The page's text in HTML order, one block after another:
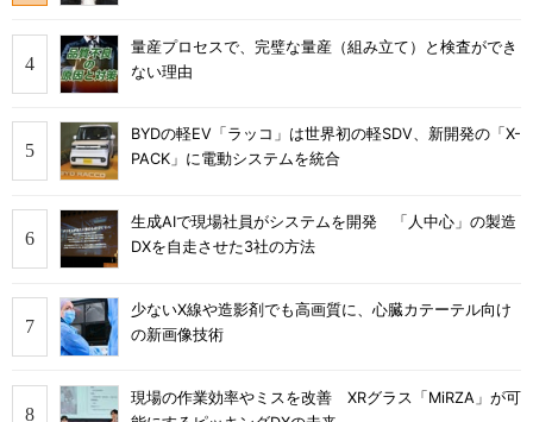
量産プロセスで、完璧な量産（組み立て）と検査ができ
ない理由
BYDの軽EV「ラッコ」は世界初の軽SDV、新開発の「X-
PACK」に電動システムを統合
生成AIで現場社員がシステムを開発 「人中心」の製造
DXを自走させた3社の方法
少ないX線や造影剤でも高画質に、心臓カテーテル向け
の新画像技術
現場の作業効率やミスを改善 XRグラス「MiRZA」が可